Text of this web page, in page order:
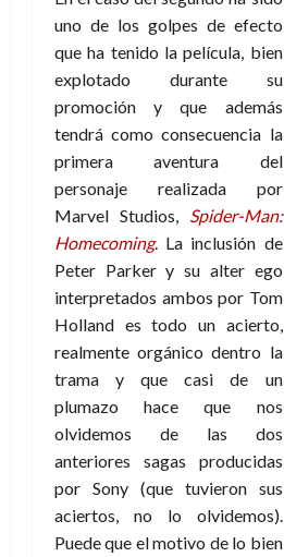
uno de los golpes de efecto
que ha tenido la película, bien
explotado durante su
promoción y que además
tendrá como consecuencia la
primera aventura del
personaje realizada por
Marvel Studios, Spider-Man:
Homecoming. La inclusión de
Peter Parker y su alter ego
interpretados ambos por Tom
Holland es todo un acierto,
realmente orgánico dentro la
trama y que casi de un
plumazo hace que nos
olvidemos de las dos
anteriores sagas producidas
por Sony (que tuvieron sus
aciertos, no lo olvidemos).
Puede que el motivo de lo bien